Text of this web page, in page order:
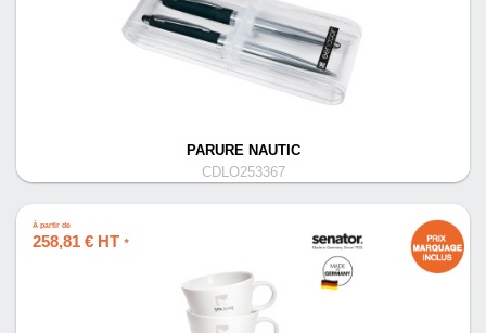
PARURE NAUTIC
CDLO253367
À partir de
258,81 € HT *